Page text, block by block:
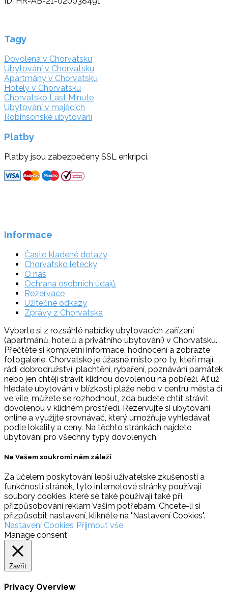
Tagy
Dovolená v Chorvatsku
Ubytování v Chorvatsku
Apartmány v Chorvatsku
Hotely v Chorvatsku
Chorvatsko Last Minute
Ubytování v majácích
Robinsonské ubytování
Platby
Platby jsou zabezpečeny SSL enkripci.
Informace
Často kladené dotazy
Chorvatsko letecky
O nás
Ochrana osobních údajů
Rezervace
Užitečné odkazy
Zprávy z Chorvatska
Vyberte si z rozsáhlé nabídky ubytovacích zařízení
(apartmánů, hotelů a privátního ubytování) v Chorvatsku.
Přečtěte si kompletní informace, hodnocení a zobrazte
fotogalerie. Chorvatsko je úžasné místo pro ty, kteří mají
rádi dobrodružství, plachtění, rybaření, poznávání památek
nebo jen chtějí strávit klidnou dovolenou na pobřeží. Ať už
hledáte ubytování v blízkosti pláže nebo v centru města či
ve vile, můžete se rozhodnout, zda budete chtít strávit
dovolenou v klidném prostředí. Rezervujte si ubytování
online a využijte srovnávač, který umožňuje vyhledávat
podle lokality a ceny. Na těchto stránkách najdete
ubytování pro všechny typy dovolených.
Na Vašem soukromí nám záleží
Za účelem poskytování lepší uživatelské zkušenosti a
funkčnosti stránek, tyto internetové stránky používají
soubory cookies, které se také používají také při
přizpůsobování reklam Vašim potřebám. Chcete-li si
přizpůsobit nastavení, klikněte na "Nastavení Cookies".
Nastavení Cookies Přijmout vše
Manage consent
Zavřít
Privacy Overview